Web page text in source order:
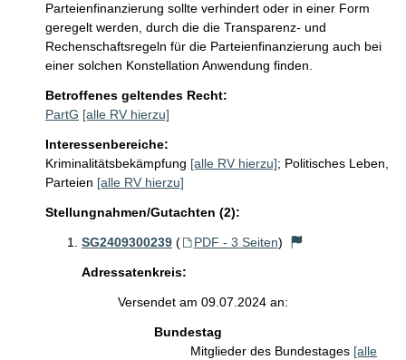
Parteienfinanzierung sollte verhindert oder in einer Form
geregelt werden, durch die die Transparenz- und
Rechenschaftsregeln für die Parteienfinanzierung auch bei
einer solchen Konstellation Anwendung finden.
Betroffenes geltendes Recht:
PartG [alle RV hierzu]
Interessenbereiche:
Kriminalitätsbekämpfung [alle RV hierzu]; Politisches Leben,
Parteien [alle RV hierzu]
Stellungnahmen/Gutachten (2):
SG2409300239 ( PDF - 3 Seiten)
Adressatenkreis:
Versendet am 09.07.2024 an:
Bundestag
Mitglieder des Bundestages [alle